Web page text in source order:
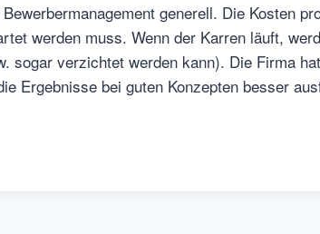
generell. Die Kosten
werden muss. Wenn der Karren läuft,
sogar verzichtet werden kann). Die Firma
Ergebnisse bei guten Konzepten besser